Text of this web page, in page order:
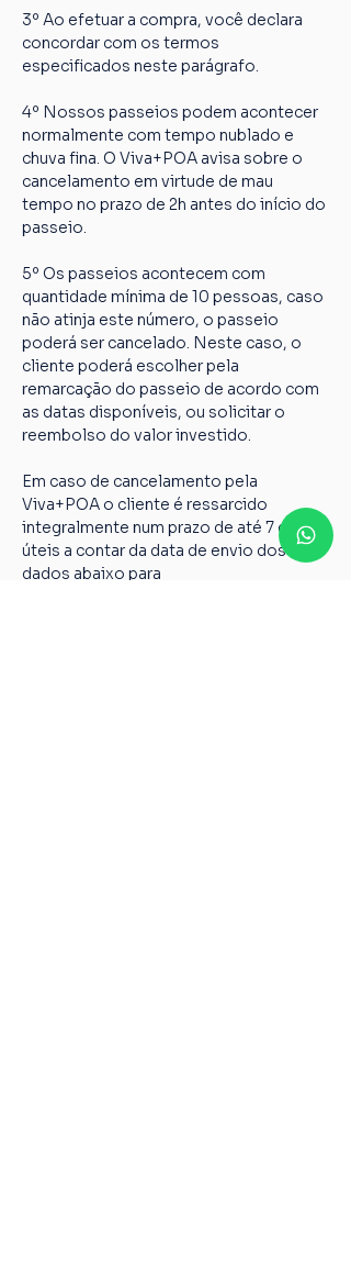
3º Ao efetuar a compra, você declara
concordar com os termos
especificados neste parágrafo.
4º Nossos passeios podem acontecer
normalmente com tempo nublado e
chuva fina. O Viva+POA avisa sobre o
cancelamento em virtude de mau
tempo no prazo de 2h antes do início do
passeio.
5º Os passeios acontecem com
quantidade mínima de 10 pessoas, caso
não atinja este número, o passeio
poderá ser cancelado. Neste caso, o
cliente poderá escolher pela
remarcação do passeio de acordo com
as datas disponíveis, ou solicitar o
reembolso do valor investido.
Em caso de cancelamento pela
Viva+POA o cliente é ressarcido
integralmente num prazo de até 7 dias
úteis a contar da data de envio dos
dados abaixo para